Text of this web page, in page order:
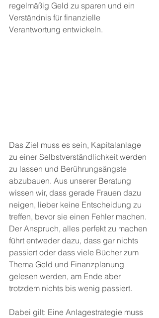
regelmäßig Geld zu sparen und ein
Verständnis für finanzielle
Verantwortung entwickeln.
Das Ziel muss es sein, Kapitalanlage
zu einer Selbstverständlichkeit werden
zu lassen und Berührungsängste
abzubauen. Aus unserer Beratung
wissen wir, dass gerade Frauen dazu
neigen, lieber keine Entscheidung zu
treffen, bevor sie einen Fehler machen.
Der Anspruch, alles perfekt zu machen
führt entweder dazu, dass gar nichts
passiert oder dass viele Bücher zum
Thema Geld und Finanzplanung
gelesen werden, am Ende aber
trotzdem nichts bis wenig passiert.
Dabei gilt: Eine Anlagestrategie muss